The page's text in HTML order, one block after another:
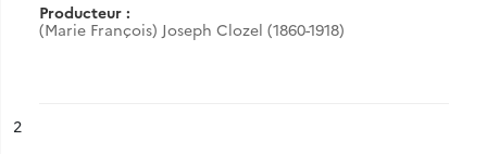
Producteur :
(Marie François) Joseph Clozel (1860-1918)
n°
2